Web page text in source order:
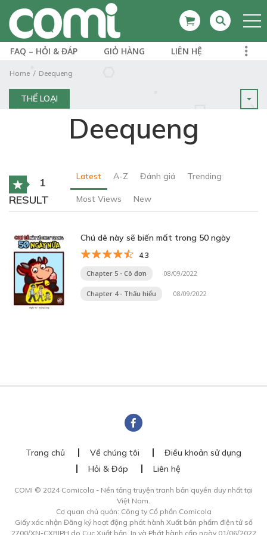
FAQ – HỎI & ĐÁP GIỎ HÀNG LIÊN HỆ
Home Deequeng
THỂ LOẠI
Deequeng
1
RESULT
Latest A-Z Đánh giá Trending
Most Views New
Chú dê này sẽ biến mất trong 50 ngày
4.3
Chapter 5 - Cô đơn 08/09/2022
Chapter 4 - Thấu hiểu 08/09/2022
Trang chủ Về chúng tôi
Điều khoản sử dụng
Hỏi & Đáp
Liên hệ
COMI © 2024 Comicola - Nền tảng truyện tranh bản quyền duy nhất tại
Việt Nam.
Cơ quan chủ quản: Công ty Cổ phần Comicola
Giấy xác nhận Đăng ký hoạt động phát hành Xuất bản phẩm điện tử số
2700/XN-CXBIPH do Cục Xuất bản, In và Phát hành cấp ngày 01/06/2022